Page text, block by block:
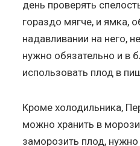
день проверять
гораздо мягче, и ямка,
надавливании на него,
нужно обязательно и в
использовать плод в
Кроме холодильника,
можно хранить в
заморозить плод,